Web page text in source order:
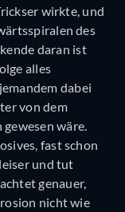
wirkte, und
des
daran ist
alles
dabei
von dem
wäre.
fast schon
und tut
genauer,
nicht wie